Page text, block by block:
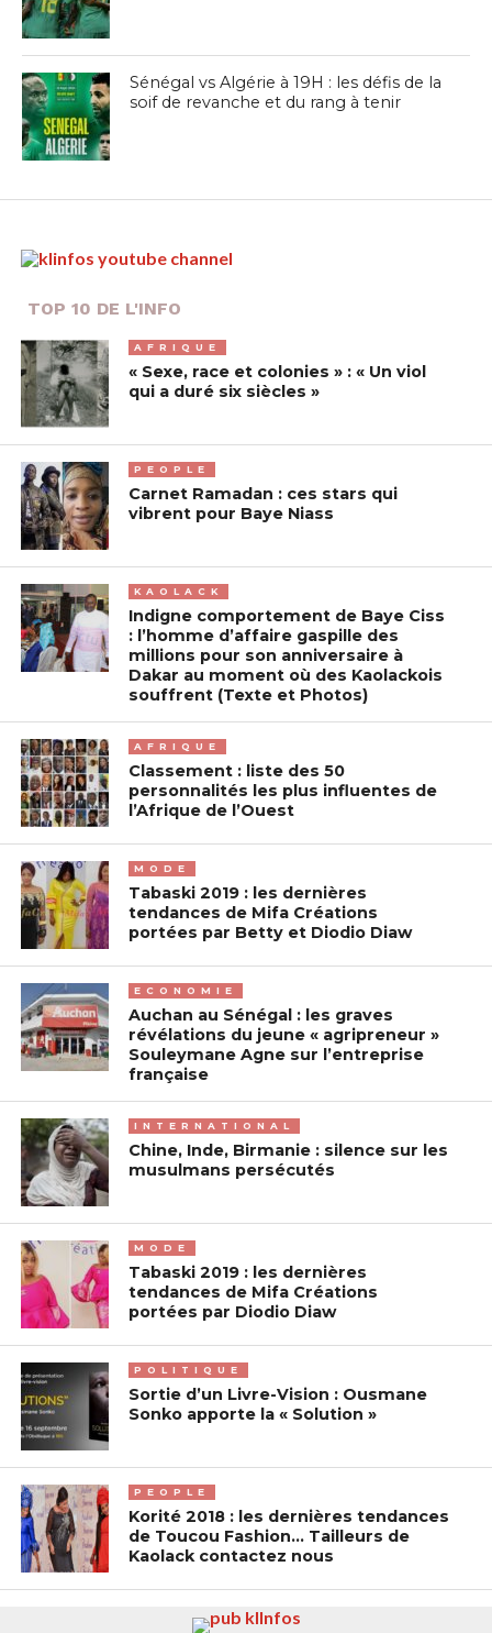
Sénégal vs Algérie à 19H : les défis de la
soif de revanche et du rang à tenir
TOP 10 DE L'INFO
AFRIQUE
« Sexe, race et colonies » : « Un viol
qui a duré six siècles »
PEOPLE
Carnet Ramadan : ces stars qui
vibrent pour Baye Niass
KAOLACK
Indigne comportement de Baye Ciss
: l’homme d’affaire gaspille des
millions pour son anniversaire à
Dakar au moment où des Kaolackois
souffrent (Texte et Photos)
AFRIQUE
Classement : liste des 50
personnalités les plus influentes de
l’Afrique de l’Ouest
MODE
Tabaski 2019 : les dernières
tendances de Mifa Créations
portées par Betty et Diodio Diaw
ECONOMIE
Auchan au Sénégal : les graves
révélations du jeune « agripreneur »
Souleymane Agne sur l’entreprise
française
INTERNATIONAL
Chine, Inde, Birmanie : silence sur les
musulmans persécutés
MODE
Tabaski 2019 : les dernières
tendances de Mifa Créations
portées par Diodio Diaw
POLITIQUE
Sortie d’un Livre-Vision : Ousmane
Sonko apporte la « Solution »
PEOPLE
Korité 2018 : les dernières tendances
de Toucou Fashion… Tailleurs de
Kaolack contactez nous